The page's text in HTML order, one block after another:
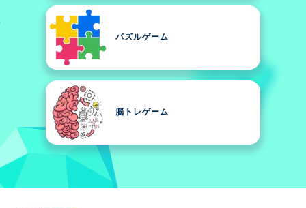
パズルゲーム
脳トレゲーム